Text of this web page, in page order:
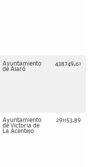
Ayuntamiento
de Alaró
438749,61
Ayuntamiento
de Victoria de
La Acentejo
291153,89